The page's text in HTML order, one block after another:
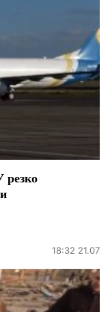
резко
18:32 21.07